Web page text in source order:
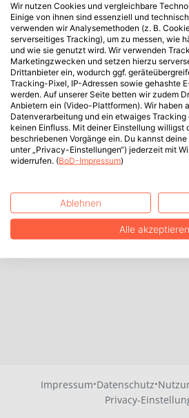
Impressum·Datenschutz·
Privacy-
Wir nutzen Cookies und vergleichbare
Einige von ihnen sind essenziell und
verwenden wir Analysemethoden (z. B.
serverseitiges Tracking), um zu messen, wie
und wie sie genutzt wird. Wir verwenden
Marketingzwecken und setzen hierzu
Drittanbieter ein, wodurch ggf.
Tracking-Pixel, IP-Adressen sowie gehashte
werden. Auf unserer Seite betten wir zudem
Anbietern ein (Video-Plattformen). Wir haben
Datenverarbeitung und ein etwaiges
keinen Einfluss. Mit deiner Einstellung willigst
beschriebenen Vorgänge ein. Du kannst
unter „Privacy-Einstellungen“) jederzeit mit
widerrufen. (BoD-Impressum)
Ablehnen
Alle akzeptieren